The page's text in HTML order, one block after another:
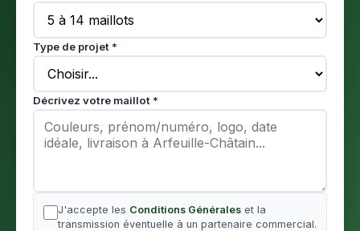
Type de projet *
Décrivez votre maillot *
J'accepte les Conditions Générales et la
transmission éventuelle à un partenaire commercial.